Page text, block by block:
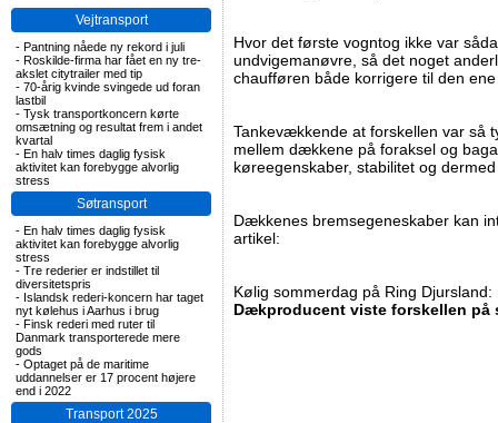
Vejtransport
- Pantning nåede ny rekord i juli
- Roskilde-firma har fået en ny tre-
akslet citytrailer med tip
- 70-årig kvinde svingede ud foran
lastbil
- Tysk transportkoncern kørte
omsætning og resultat frem i andet
kvartal
- En halv times daglig fysisk
aktivitet kan forebygge alvorlig
stress
Søtransport
- En halv times daglig fysisk
aktivitet kan forebygge alvorlig
stress
- Tre rederier er indstillet til
diversitetspris
- Islandsk rederi-koncern har taget
nyt kølehus i Aarhus i brug
- Finsk rederi med ruter til
Danmark transporterede mere
gods
- Optaget på de maritime
uddannelser er 17 procent højere
end i 2022
Transport 2025
Hvor det første vogntog ikke var
undvigemanøvre, så det noget
chaufføren både korrigere til den
Tankevækkende at forskellen var så
mellem dækkene på foraksel og
køreegenskaber, stabilitet og
Dækkenes bremsegeneskaber kan
artikel:
Kølig sommerdag på Ring Djursland:
Dækproducent viste forskellen på